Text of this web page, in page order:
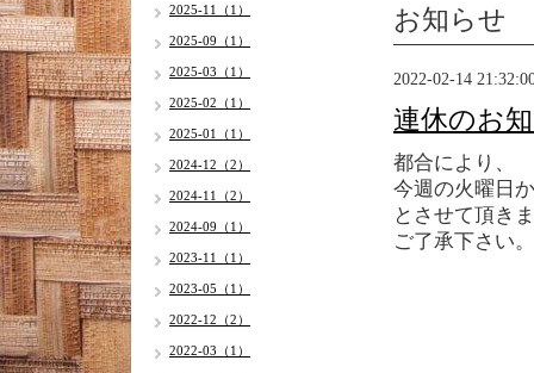
お知らせ
2022-02-14
連休のお
都合により、
今週の火曜日
とさせて頂き
ご了承下さい。
2025-11（1）
2025-09（1）
2025-03（1）
2025-02（1）
2025-01（1）
2024-12（2）
2024-11（2）
2024-09（1）
2023-11（1）
2023-05（1）
2022-12（2）
2022-03（1）